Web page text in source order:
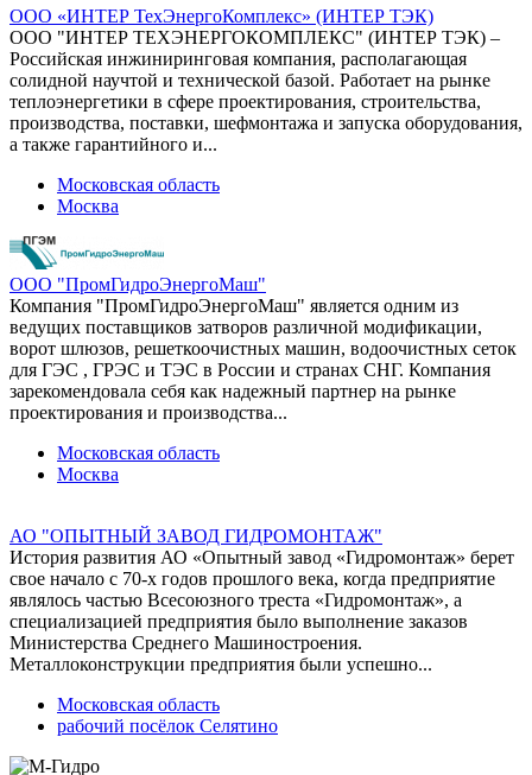
ООО «ИНТЕР ТехЭнергоКомплекс» (ИНТЕР ТЭК)
ООО "ИНТЕР ТЕХЭНЕРГОКОМПЛЕКС" (ИНТЕР ТЭК) –
Российская инжиниринговая компания, располагающая
солидной научтой и технической базой. Работает на рынке
теплоэнергетики в сфере проектирования, строительства,
производства, поставки, шефмонтажа и запуска оборудования,
а также гарантийного и...
Московская область
Москва
ООО "ПромГидроЭнергоМаш"
Компания "ПромГидроЭнергоМаш" является одним из
ведущих поставщиков затворов различной модификации,
ворот шлюзов, решеткоочистных машин, водоочистных сеток
для ГЭС , ГРЭС и ТЭС в России и странах СНГ. Компания
зарекомендовала себя как надежный партнер на рынке
проектирования и производства...
Московская область
Москва
АО "ОПЫТНЫЙ ЗАВОД ГИДРОМОНТАЖ"
История развития АО «Опытный завод «Гидромонтаж» берет
свое начало с 70-х годов прошлого века, когда предприятие
являлось частью Всесоюзного треста «Гидромонтаж», а
специализацией предприятия было выполнение заказов
Министерства Среднего Машиностроения.
Металлоконструкции предприятия были успешно...
Московская область
рабочий посёлок Селятино